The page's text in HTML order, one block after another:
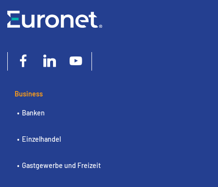
Business
Banken
Einzelhandel
Gastgewerbe und Freizeit